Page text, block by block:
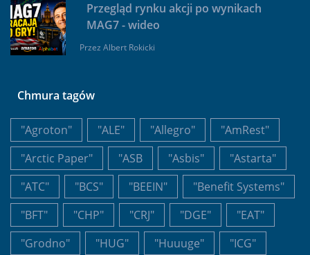
Przegląd rynku akcji po wynikach
MAG7 - wideo
Przez Albert Rokicki
Chmura tagów
"Agroton" "ALE" "Allegro"
"AmRest"
"Arctic Paper"
"ASB "Asbis"
"Astarta"
"ATC"
"BCS" "BEEIN"
"Benefit Systems"
"BFT"
"CHP" "CRJ" "DGE"
"EAT"
"Grodno"
"HUG" "Huuuge"
"ICG"